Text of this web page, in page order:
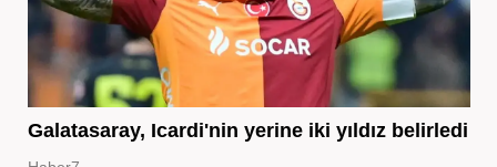
Galatasaray, Icardi'nin yerine iki yıldız belirledi